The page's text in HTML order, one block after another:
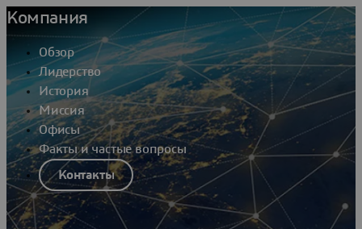
Компания
Обзор
Лидерство
История
Миссия
Офисы
Факты и частые вопросы
Контакты